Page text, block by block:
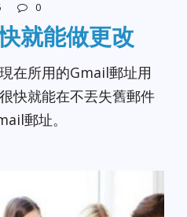
0
就能做更改
在所用的Gmail郵址用
快就能在不丟失舊郵件
郵址。